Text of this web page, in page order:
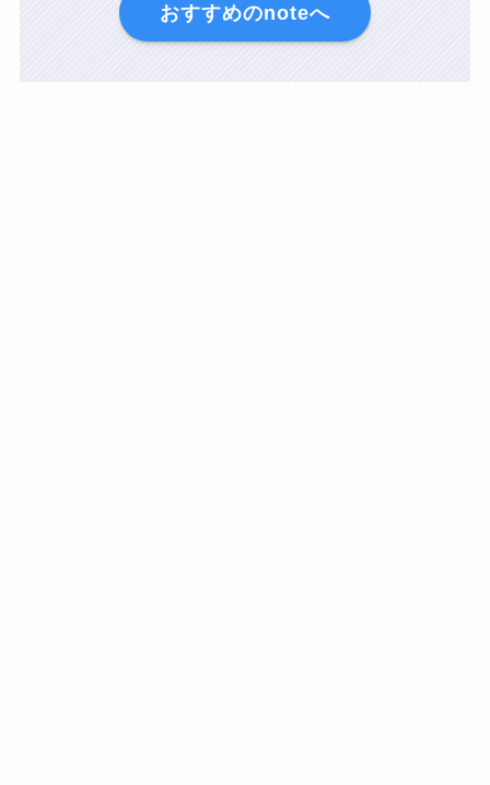
おすすめのnoteへ